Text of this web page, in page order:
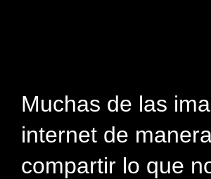
Muchas de las
internet de
compartir lo que